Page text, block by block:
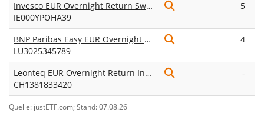
Invesco EUR Overnight Return Swap UCITS ETF Acc
IE000YPOHA39
5
BNP Paribas Easy EUR Overnight UCITS ETF Dist
LU3025345789
4
Leonteq EUR Overnight Return Index ETP
CH1381833420
-
Quelle: justETF.com; Stand: 07.08.26